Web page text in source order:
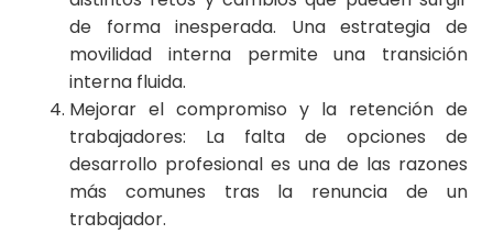
de forma inesperada. Una estrategia de
movilidad interna permite una transición
interna fluida.
Mejorar el compromiso y la retención de
trabajadores: La falta de opciones de
desarrollo profesional es una de las razones
más comunes tras la renuncia de un
trabajador.